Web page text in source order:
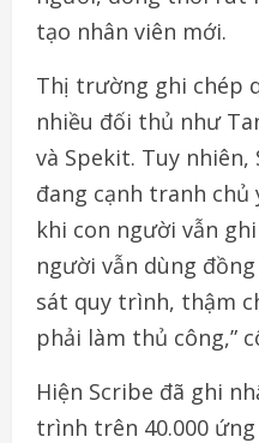
tạo nhân viên mới.
Thị trường ghi chép
nhiều đối thủ như
và Spekit. Tuy
đang cạnh tranh chủ
khi con người vẫn
người vẫn dùng
sát quy trình, thậm
phải làm thủ công,”
Hiện Scribe đã ghi
trình trên 40.000